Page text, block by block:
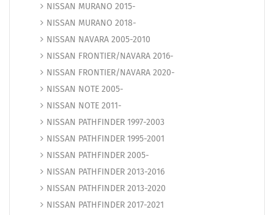
NISSAN MURANO 2015-
NISSAN MURANO 2018-
NISSAN NAVARA 2005-2010
NISSAN FRONTIER/NAVARA 2016-
NISSAN FRONTIER/NAVARA 2020-
NISSAN NOTE 2005-
NISSAN NOTE 2011-
NISSAN PATHFINDER 1997-2003
NISSAN PATHFINDER 1995-2001
NISSAN PATHFINDER 2005-
NISSAN PATHFINDER 2013-2016
NISSAN PATHFINDER 2013-2020
NISSAN PATHFINDER 2017-2021